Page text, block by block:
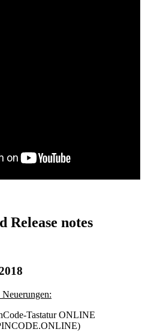
Release notes
Tastatur ONLINE